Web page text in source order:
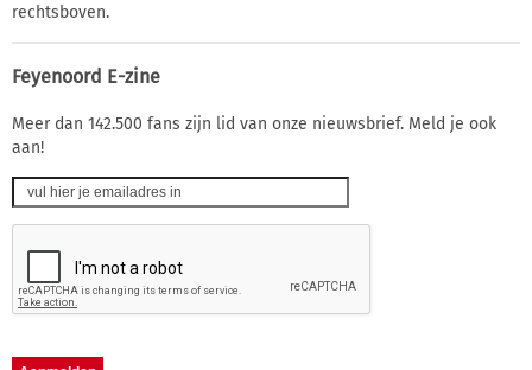
rechtsboven.
Feyenoord E-zine
Meer dan 142.500 fans zijn lid van onze nieuwsbrief. Meld je ook
aan!